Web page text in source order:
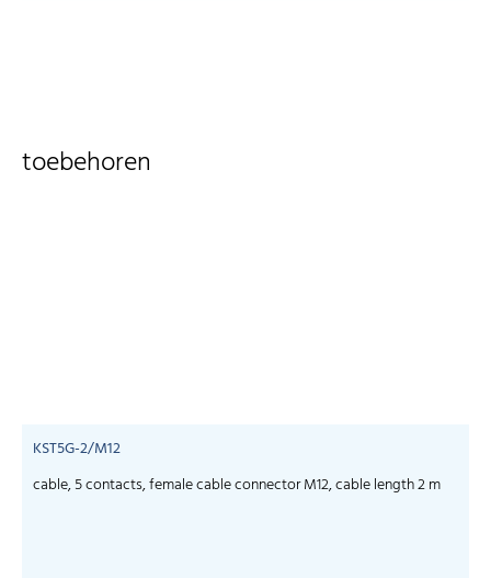
toebehoren
KST5G-2/M12
cable, 5 contacts, female cable connector M12, cable length 2 m